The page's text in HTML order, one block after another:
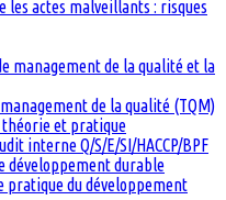
les actes malveillants : risques
management de la qualité et la
de la qualité (TQM)
théorie et pratique
interne Q/S/E/SI/HACCP/BPF
développement durable
pratique du développement